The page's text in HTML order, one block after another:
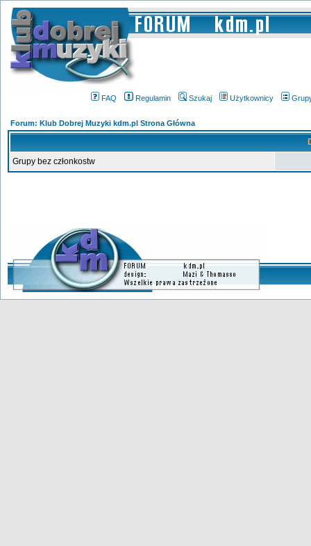
FAQ Regulamin Szukaj Użytkownicy
Forum: Klub Dobrej Muzyki kdm.pl Strona Główna
Grupy bez członkostw